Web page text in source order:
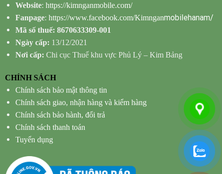
Website: https://kimnganmobile.com/
Fanpage: https://www.facebook.com/Kimnganmobilehanam/
Mã số thuế: 8670633309-001
Ngày cấp: 13/12/2021
Nơi cấp: Chi cục Thuế khu vực Phủ Lý – Kim Bảng
CHÍNH SÁCH
Chính sách bảo mật thông tin
Chính sách giao, nhận hàng và kiểm hàng
Chính sách bảo hành, đổi trả
Chính sách thanh toán
Tuyển dụng